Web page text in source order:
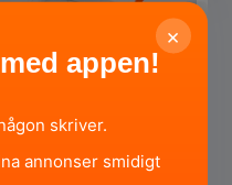
×
appen!
skriver.
annonser smidigt